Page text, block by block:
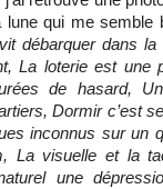
lune qui me semble
débarquer dans la
La loterie est une
de hasard,
Dormir c’est
inconnus sur un
La visuelle et la
une